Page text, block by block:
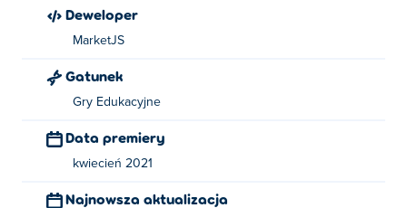
Deweloper
MarketJS
Gatunek
Gry Edukacyjne
Data premiery
kwiecień 2021
Najnowsza aktualizacja